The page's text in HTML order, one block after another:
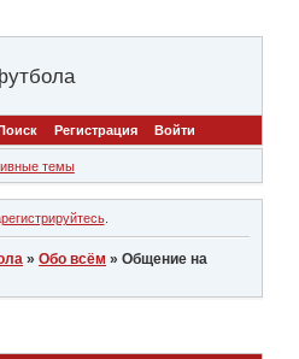
Регистрация Войти
темы
.
»Обо всём »Общение на